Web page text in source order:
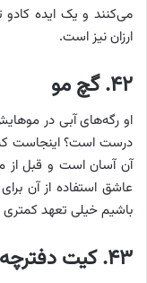
ارزان نیز است.
۴۲. گچ مو
او رگه‌های آبی در
درست است؟ اینجاست
آن آسان است و قبل از
عاشق استفاده از آن
باشیم خیلی تعهد
۴۳. کیت دفترچه خاطرات خودساز